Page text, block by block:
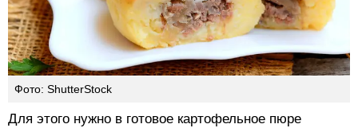
Фото: ShutterStock
Для этого нужно в готовое картофельное пюре